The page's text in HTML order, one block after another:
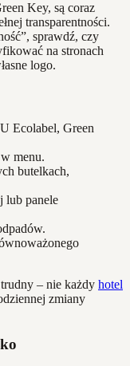
Key, są coraz
transparentności.
sprawdź, czy
na stronach
logo.
Ecolabel, Green
menu.
butelkach,
lub panele
– nie każdy hotel
zmiany